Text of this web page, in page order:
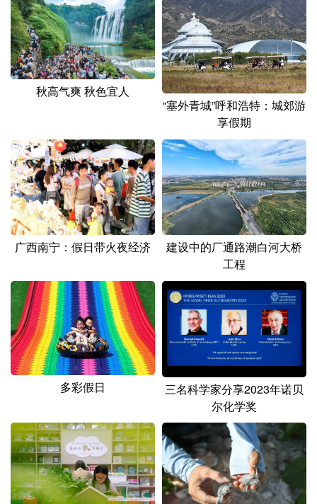
多语种频道
English Español Français عربى
日本語 한국어
Deutsch Português
秋高气爽 秋色宜人
“塞外青城”呼和浩特：城郊游
享假期
广西南宁：假日带火夜经济
建设中的厂通路潮白河大桥
工程
多彩假日
三名科学家分享2023年诺贝
尔化学奖